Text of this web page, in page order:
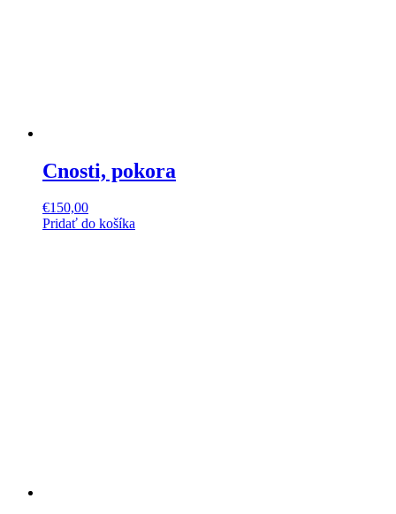
Cnosti, pokora
€150,00
Pridať do košíka